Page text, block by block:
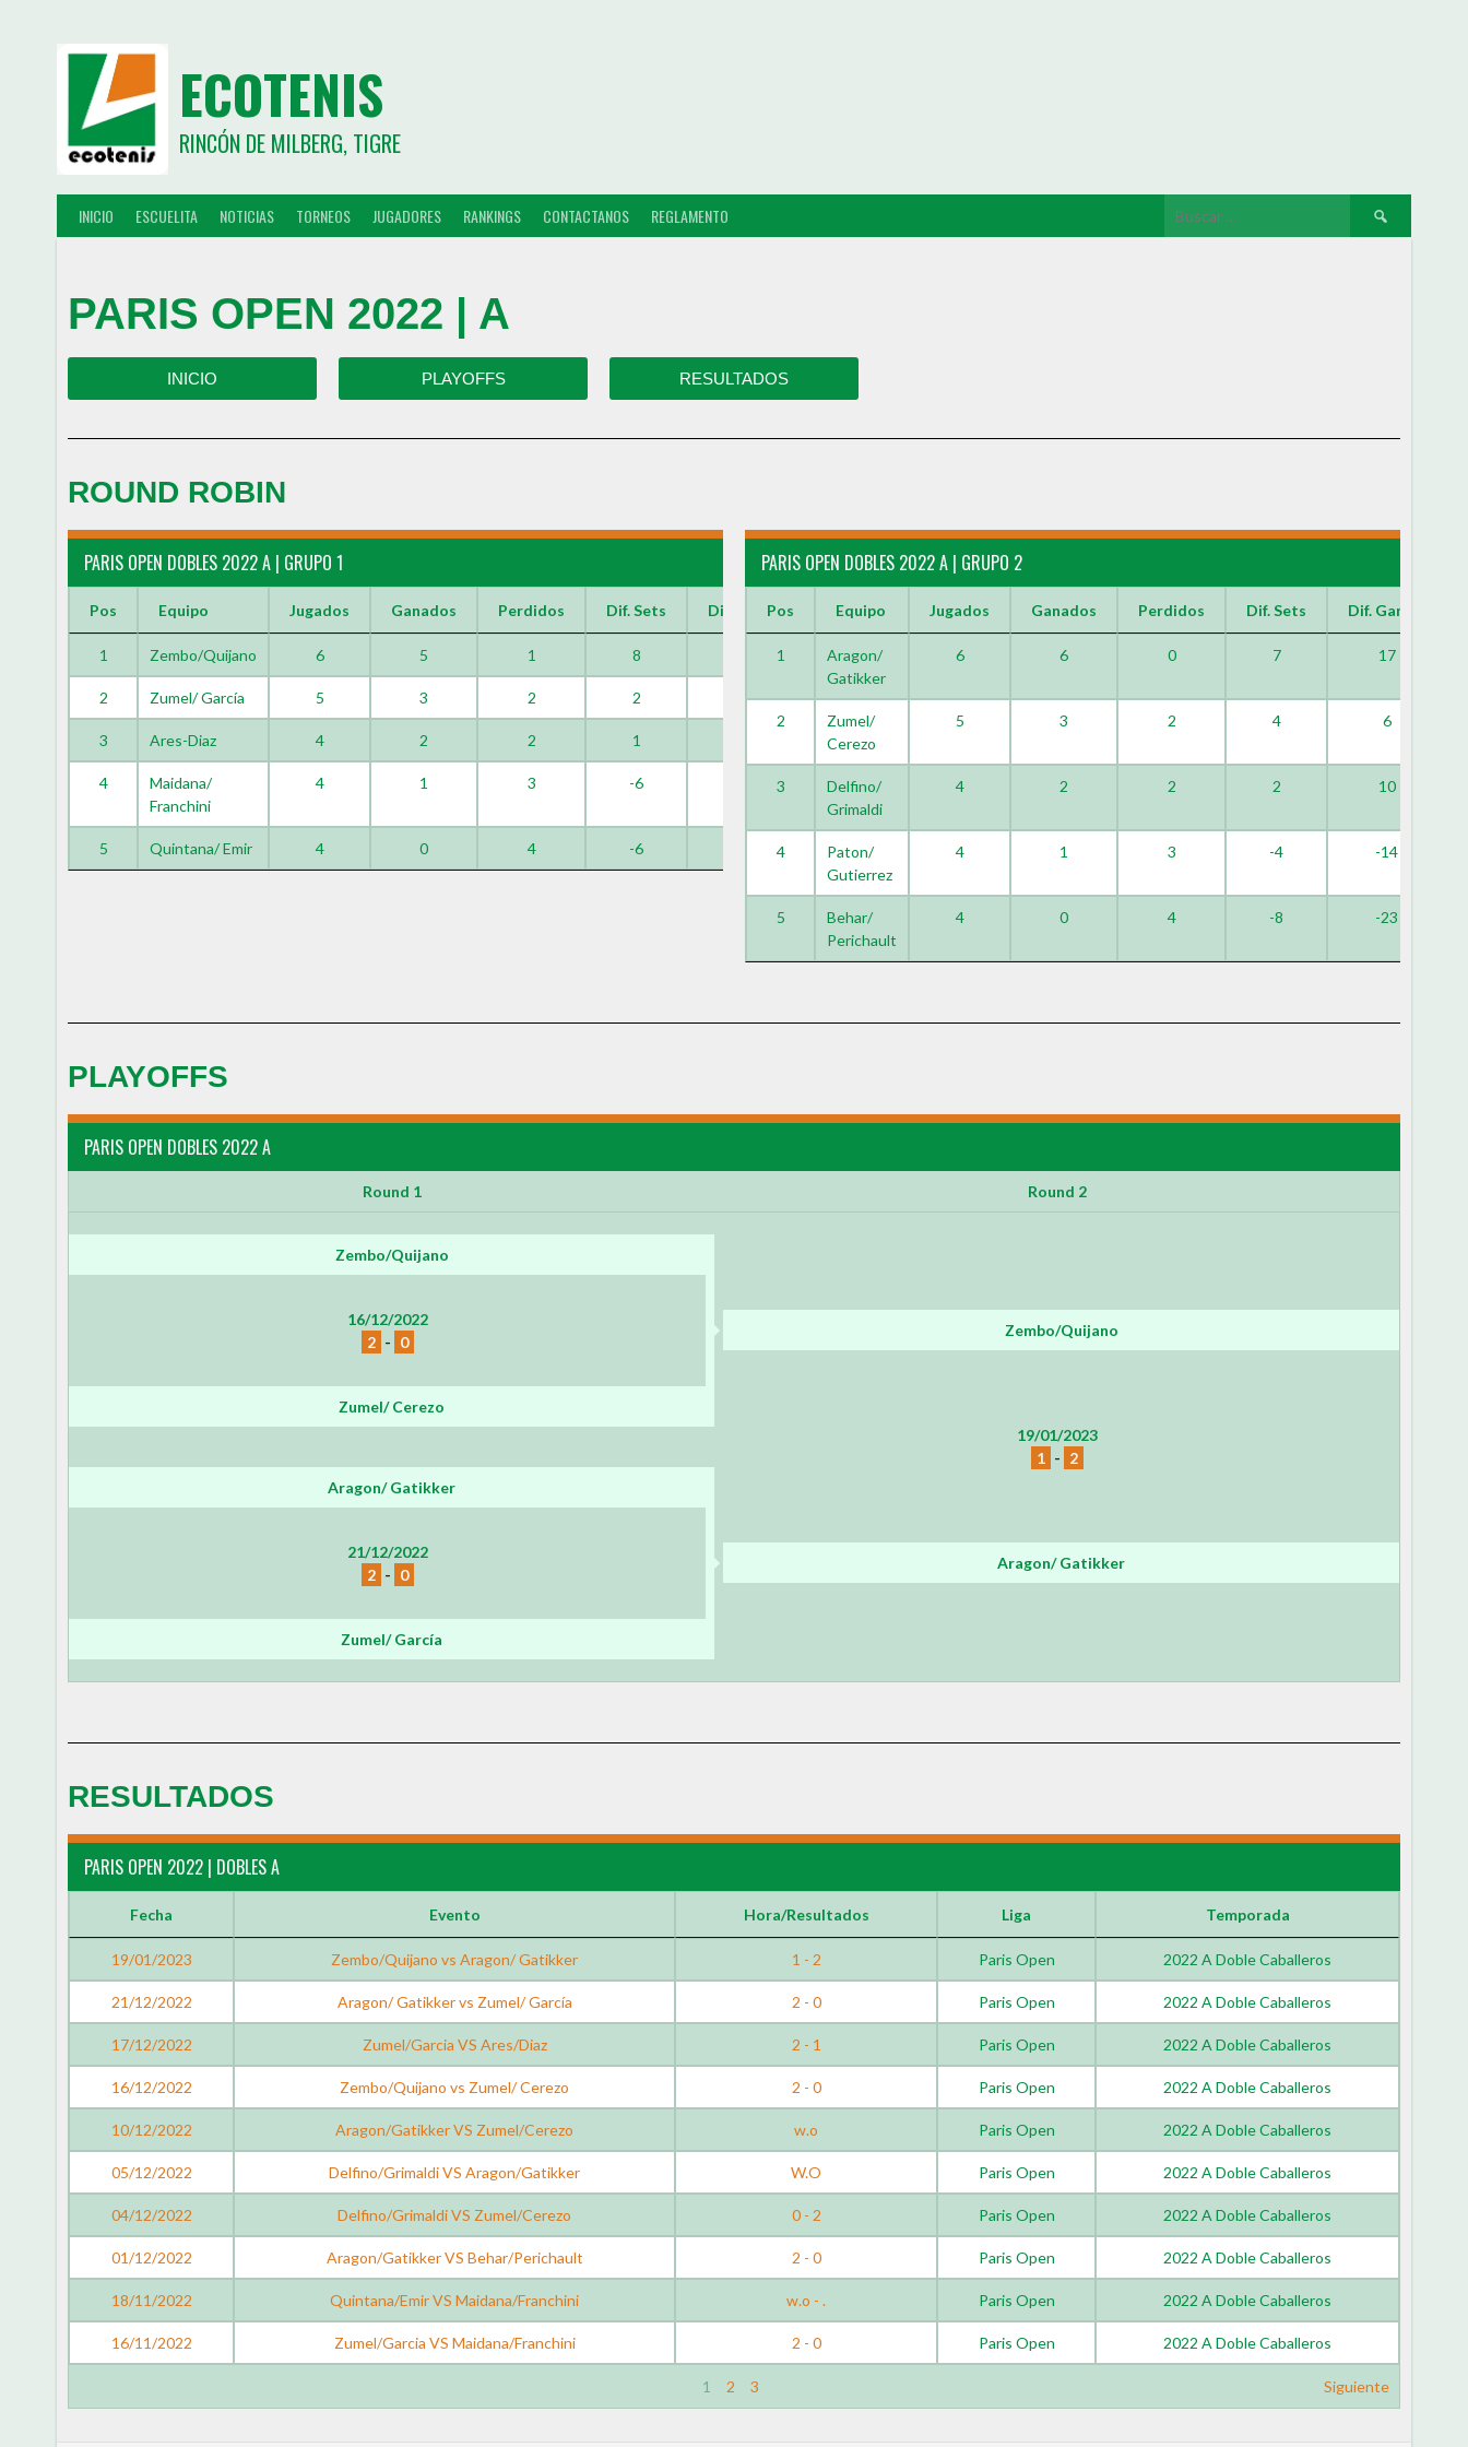
ECOTENIS
RINCÓN DE MILBERG, TIGRE
INICIO ESCUELITA NOTICIAS TORNEOS JUGADORES RANKINGS CONTACTANOS REGLAMENTO
PARIS OPEN 2022 | A
INICIO PLAYOFFS RESULTADOS
ROUND ROBIN
PARIS OPEN DOBLES 2022 A | GRUPO 1
Pos Equipo Jugados Ganados Perdidos Dif. Sets Dif. Games
1 Zembo/Quijano 6 5 1 8
2 Zumel/ García 5 3 2 2 8
3 Ares-Diaz 4 2 2 1
4
Maidana/
Franchini
4 1 3 -6
5 Quintana/ Emir 4 0 4 -6
PARIS OPEN DOBLES 2022 A | GRUPO 2
Pos Equipo Jugados Ganados Perdidos Dif. Sets Dif. Games
1
Aragon/
Gatikker
6 6 0 7 17
2
Zumel/
Cerezo
5 3 2 4 6
3
Delfino/
Grimaldi
4 2 2 2 10
4
Paton/
Gutierrez
4 1 3 -4 -14
5
Behar/
Perichault
4 0 4 -8 -23
PLAYOFFS
PARIS OPEN DOBLES 2022 A
Round 1 Round 2
Zembo/Quijano
16/12/2022
2 - 0
Zembo/Quijano
19/01/2023
1 - 2
Zumel/ Cerezo
Aragon/ Gatikker
21/12/2022
2 - 0
Aragon/ Gatikker
Zumel/ García
RESULTADOS
PARIS OPEN 2022 | DOBLES A
Fecha Evento Hora/Resultados Liga Temporada
19/01/2023 Zembo/Quijano vs Aragon/ Gatikker 1 - 2 Paris Open 2022 A Doble Caballeros
21/12/2022 Aragon/ Gatikker vs Zumel/ García 2 - 0 Paris Open 2022 A Doble Caballeros
17/12/2022 Zumel/Garcia VS Ares/Diaz 2 - 1 Paris Open 2022 A Doble Caballeros
16/12/2022 Zembo/Quijano vs Zumel/ Cerezo 2 - 0 Paris Open 2022 A Doble Caballeros
10/12/2022 Aragon/Gatikker VS Zumel/Cerezo w.o Paris Open 2022 A Doble Caballeros
05/12/2022 Delfino/Grimaldi VS Aragon/Gatikker W.O Paris Open 2022 A Doble Caballeros
04/12/2022 Delfino/Grimaldi VS Zumel/Cerezo 0 - 2 Paris Open 2022 A Doble Caballeros
01/12/2022 Aragon/Gatikker VS Behar/Perichault 2 - 0 Paris Open 2022 A Doble Caballeros
18/11/2022 Quintana/Emir VS Maidana/Franchini w.o - . Paris Open 2022 A Doble Caballeros
16/11/2022 Zumel/Garcia VS Maidana/Franchini 2 - 0 Paris Open 2022 A Doble Caballeros
1 2 3 Siguiente